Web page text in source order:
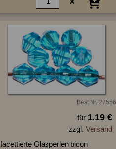
Best.Nr.:27556
für 1.19 €
zzgl. Versand
facettierte Glasperlen bicon